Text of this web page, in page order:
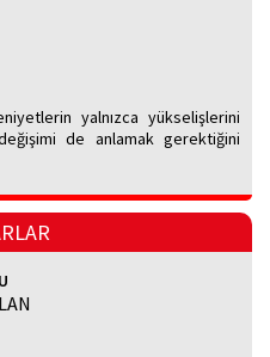
yalnızca yükselişlerini
de anlamak gerektiğini